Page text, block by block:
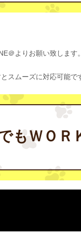
＠よりお願い致します。
スムーズに対応可能で
もＷＯＲ